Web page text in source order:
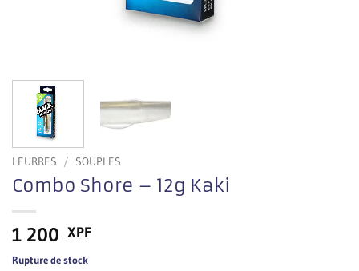
LEURRES / SOUPLES
Combo Shore – 12g Kaki
1 200 XPF
Rupture de stock